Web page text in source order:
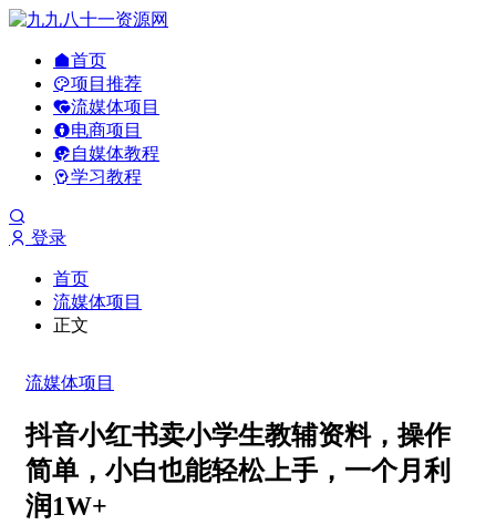
首页
项目推荐
流媒体项目
电商项目
自媒体教程
学习教程
登录
首页
流媒体项目
正文
流媒体项目
抖音小红书卖小学生教辅资料，操作
简单，小白也能轻松上手，一个月利
润1W+